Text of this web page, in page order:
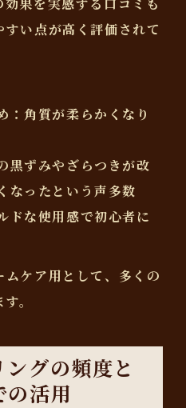
い点が高く評価されて
：角質が柔らかくなり
黒ずみやざらつきが改
なったという声多数
ドな使用感で初心者に
ケア用として、多くの
。
グの頻度と
の活用